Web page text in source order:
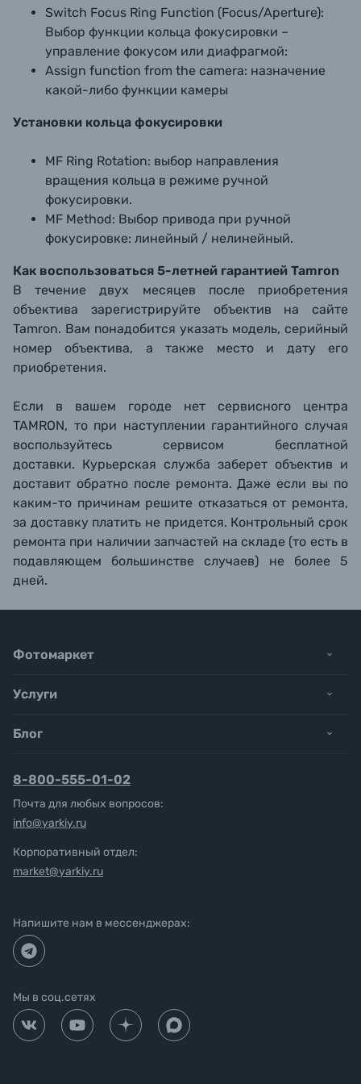
Switch Focus Ring Function (Focus/Aperture):
Выбор функции кольца фокусировки –
управление фокусом или диафрагмой:
Assign function from the camera: назначение
какой-либо функции камеры
Установки кольца фокусировки
MF Ring Rotation: выбор направления
вращения кольца в режиме ручной
фокусировки.
MF Method: Выбор привода при ручной
фокусировке: линейный / нелинейный.
Как воспользоваться 5-летней гарантией Tamron
В течение двух месяцев после приобретения
объектива зарегистрируйте объектив на сайте
Tamron. Вам понадобится указать модель, серийный
номер объектива, а также место и дату его
приобретения.
Если в вашем городе нет сервисного центра
TAMRON, то при наступлении гарантийного случая
воспользуйтесь сервисом бесплатной
доставки. Курьерская служба заберет объектив и
доставит обратно после ремонта. Даже если вы по
каким-то причинам решите отказаться от ремонта,
за доставку платить не придется. Контрольный срок
ремонта при наличии запчастей на складе (то есть в
подавляющем большинстве случаев) не более 5
дней.
Фотомаркет
Услуги
Блог
8-800-555-01-02
Почта для любых вопросов:
info@yarkiy.ru
Корпоративный отдел:
market@yarkiy.ru
Напишите нам в мессенджерах:
Мы в соц.сетях